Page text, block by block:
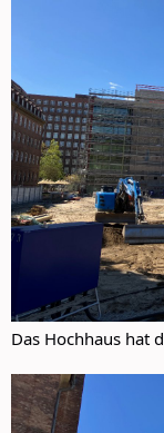
Das Hochhaus hat